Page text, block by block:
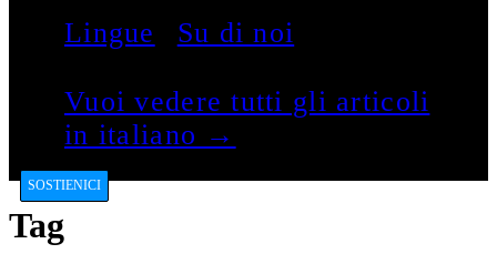
Lingue
Su di noi
Vuoi vedere tutti gli articoli
in italiano →
SOSTIENICI
Tag